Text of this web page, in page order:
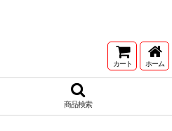
カート ホーム
商品検索